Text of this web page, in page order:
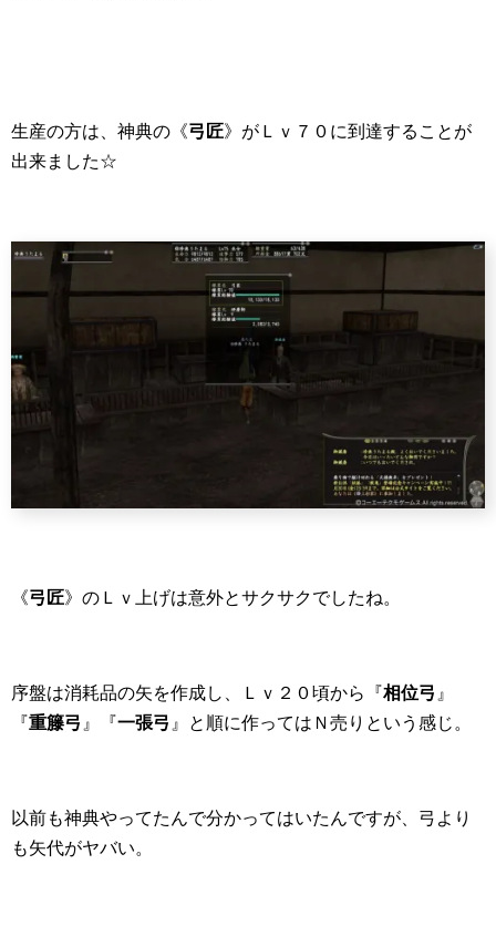
生産の方は、神典の《弓匠》がＬｖ７０に到達することが
出来ました☆
《弓匠》のＬｖ上げは意外とサクサクでしたね。
序盤は消耗品の矢を作成し、Ｌｖ２０頃から『相位弓 』
『重籐弓 』『一張弓 』と順に作ってはＮ売りという感じ。
以前も神典やってたんで分かってはいたんですが、弓より
も矢代がヤバい。